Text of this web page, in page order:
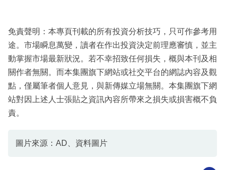
免責聲明：本專頁刊載的所有投資分析技巧，只可作參考用
途。市場瞬息萬變，讀者在作出投資決定前理應審慎，並主
動掌握市場最新狀況。若不幸招致任何損失，概與本刊及相
關作者無關。而本集團旗下網站或社交平台的網誌內容及觀
點，僅屬筆者個人意見，與新傳媒立場無關。本集團旗下網
站對因上述人士張貼之資訊內容所帶來之損失或損害概不負
責。
圖片來源：AD、資料圖片